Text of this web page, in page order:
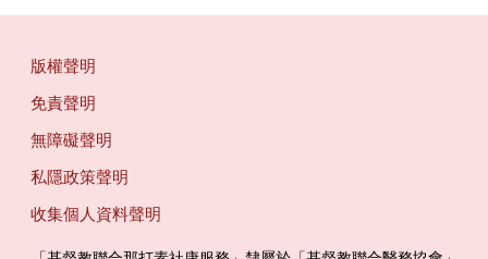
版權聲明
免責聲明
無障礙聲明
私隱政策聲明
收集個人資料聲明